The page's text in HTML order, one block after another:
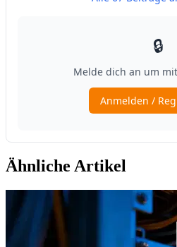
Ähnliche Artikel